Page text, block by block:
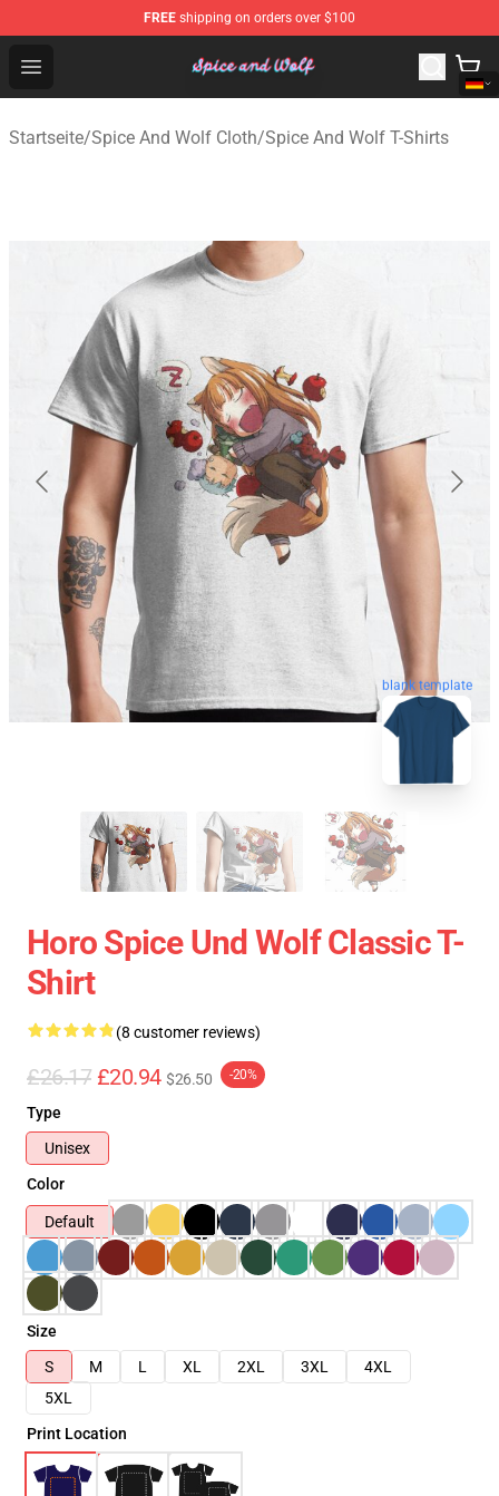
FREE shipping on orders over $100
Open menu
Spice And Wolf Store - Official Spice And Wolf
Startseite/Spice And Wolf Cloth/Spice And Wolf T-Shirts
blank template
Horo Spice Und Wolf Classic T-
Shirt
(8 customer reviews)
£26.17 £20.94 $26.50 -20%
Type
Unisex
Color
Default
Size
S
M L XL 2XL 3XL
4XL
5XL
Print Location